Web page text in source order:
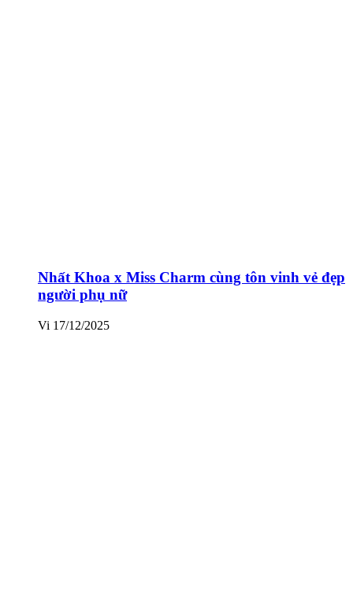
Nhất Khoa x Miss Charm cùng tôn vinh vẻ đẹp
người phụ nữ
Vi 17/12/2025